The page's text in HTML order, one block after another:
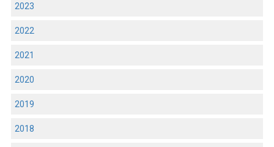
2023
2022
2021
2020
2019
2018